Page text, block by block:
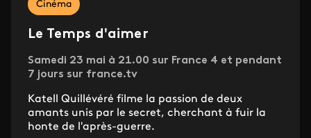
Cinéma
Le Temps d'aimer
Samedi 23 mai à 21.00 sur France 4 et pendant
7 jours sur france.tv
Katell Quillévéré filme la passion de deux
amants unis par le secret, cherchant à fuir la
honte de l'après-guerre.